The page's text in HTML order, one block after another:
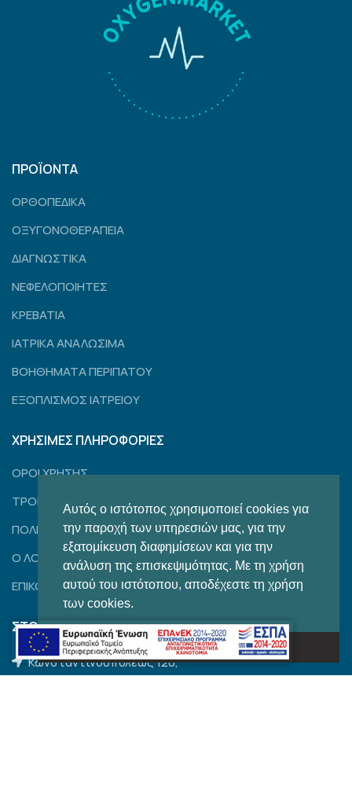
Αυτός ο ιστότοπος χρησιμοποιεί cookies για
την παροχή των υπηρεσιών μας, για την
εξατομίκευση διαφημίσεων και για την
ανάλυση της επισκεψιμότητας. Με τη χρήση
αυτού του ιστότοπου, αποδέχεστε τη χρήση
των cookies.
Το κατάλαβα!
ΠΡΟΪΟΝΤΑ
ΟΡΘΟΠΕΔΙΚΑ
ΟΞΥΓΟΝΟΘΕΡΑΠΕΙΑ
ΔΙΑΓΝΩΣΤΙΚΑ
ΝΕΦΕΛΟΠΟΙΗΤΕΣ
ΚΡΕΒΑΤΙΑ
ΙΑΤΡΙΚΑ ΑΝΑΛΩΣΙΜΑ
ΒΟΗΘΗΜΑΤΑ ΠΕΡΙΠΑΤΟΥ
ΕΞΟΠΛΙΣΜΟΣ ΙΑΤΡΕΙΟΥ
ΧΡΗΣΙΜΕΣ ΠΛΗΡΟΦΟΡΙΕΣ
ΟΡΟΙ ΧΡΗΣΗΣ
ΤΡΟΠΟΙ ΠΛΗΡΩΜΗΣ – ΑΠΟΣΤΟΛΗΣ
ΠΟΛΙΤΙΚΗ ΑΠΟΡΡΗΤΟΥ
Ο ΛΟΓΑΡΙΑΣΜΟΣ ΜΟΥ
ΕΠΙΚΟΙΝΩΝΙΑ
ΣΤΟΙΧΕΙΑ ΕΠΙΚΟΙΝΩΝΙΑΣ
Κωνσταντινουπόλεως 120,